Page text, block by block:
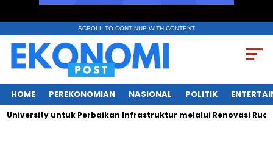
SCROLL TO CONTINUE WITH CONTENT
HOME PEREKONOMIAN NASIONAL POLITIK
untuk Perbaikan Infrastruktur melalui Renovasi Ruang